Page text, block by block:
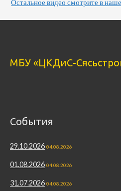
Остальное видео смотрите в
МБУ «ЦКДиС-
События
29.10.2026 04.08.2026
01.08.2026 04.08.2026
31.07.2026 04.08.2026